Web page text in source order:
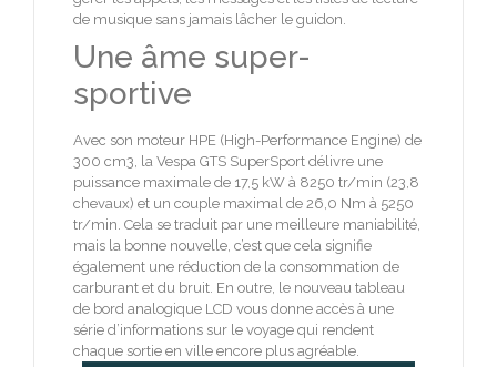
de musique sans jamais lâcher le guidon.
Une âme super-
sportive
Avec son moteur HPE (High-Performance Engine) de
300 cm3, la Vespa GTS SuperSport délivre une
puissance maximale de 17,5 kW à 8250 tr/min (23,8
chevaux) et un couple maximal de 26,0 Nm à 5250
tr/min. Cela se traduit par une meilleure maniabilité,
mais la bonne nouvelle, c’est que cela signifie
également une réduction de la consommation de
carburant et du bruit. En outre, le nouveau tableau
de bord analogique LCD vous donne accès à une
série d’informations sur le voyage qui rendent
chaque sortie en ville encore plus agréable.